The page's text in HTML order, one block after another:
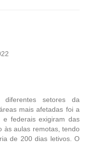
setores da
mais afetadas foi a
e federais exigiram das
às aulas remotas, tendo
de 200 dias letivos. O